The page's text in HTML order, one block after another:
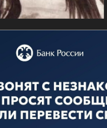
ВМФ
флота
истории
очень много для его